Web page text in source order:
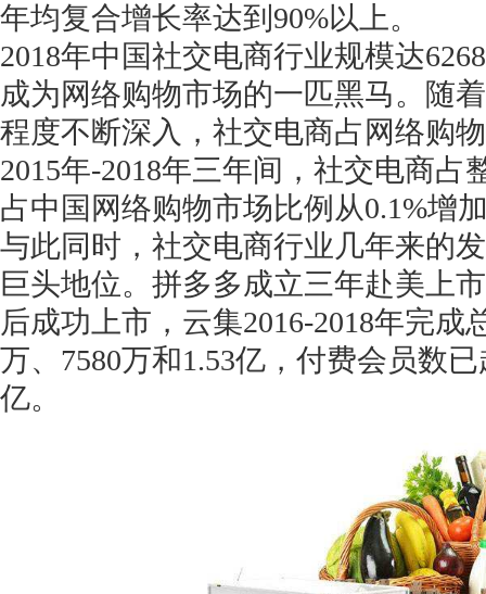
年均复合增长率达到90%以上。
2018年中国社交电商行业规模达
成为网络购物市场的一匹黑马。随
程度不断深入，社交电商占网络购
2015年-2018年三年间，社交电商
占中国网络购物市场比例从0.1%增
与此同时，社交电商行业几年来的
巨头地位。拼多多成立三年赴美上
后成功上市，云集2016-2018年完成
万、7580万和1.53亿，付费会员数
亿。